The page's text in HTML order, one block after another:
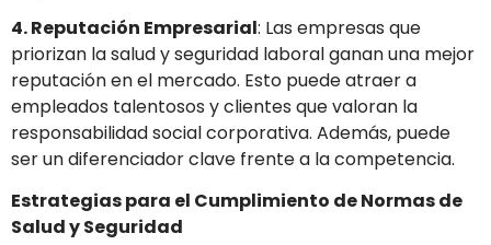
4. Reputación Empresarial: Las empresas que
priorizan la salud y seguridad laboral ganan una mejor
reputación en el mercado. Esto puede atraer a
empleados talentosos y clientes que valoran la
responsabilidad social corporativa. Además, puede
ser un diferenciador clave frente a la competencia.
Estrategias para el Cumplimiento de Normas de
Salud y Seguridad